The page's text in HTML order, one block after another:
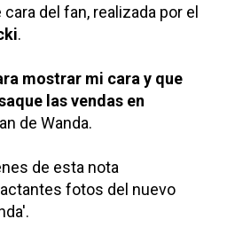
del fan, realizada por el
.
mostrar mi cara y que
las vendas en
de Wanda.
de esta nota
fotos del nuevo